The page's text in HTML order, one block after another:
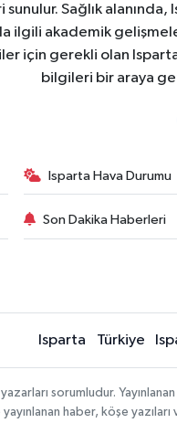
Sağlık
ilgili akademik
için gerekli olan
bilgileri bir araya
Isparta Hava Durumu
Son Dakika Haberleri
Isparta Türkiye
sorumludur.
yayınlanan haber, köşe